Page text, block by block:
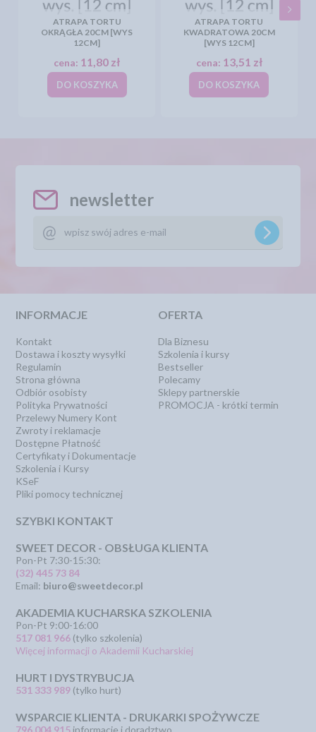
ATRAPA TORTU
OKRĄGŁA 20CM [WYS
12CM]
cena: 11,80 zł
DO KOSZYKA
ATRAPA TORTU
KWADRATOWA 20CM
[WYS 12CM]
cena: 13,51 zł
DO KOSZYKA
newsletter
INFORMACJE
Kontakt
Dostawa i koszty wysyłki
Regulamin
Strona główna
Odbiór osobisty
Polityka Prywatności
Przelewy Numery Kont
Zwroty i reklamacje
Dostępne Płatność
Certyfikaty i Dokumentacje
Szkolenia i Kursy
KSeF
Pliki pomocy technicznej
OFERTA
Dla Biznesu
Szkolenia i kursy
Bestseller
Polecamy
Sklepy partnerskie
PROMOCJA - krótki termin
SZYBKI KONTAKT
SWEET DECOR - OBSŁUGA KLIENTA
Pon-Pt 7:30-15:30:
(32) 445 73 84
Email: biuro@sweetdecor.pl
AKADEMIA KUCHARSKA SZKOLENIA
Pon-Pt 9:00-16:00
517 081 966 (tylko szkolenia)
Więcej informacji o Akademii Kucharskiej
HURT I DYSTRYBUCJA
531 333 989 (tylko hurt)
WSPARCIE KLIENTA - DRUKARKI SPOŻYWCZE
796 004 915 informacje i doradztwo